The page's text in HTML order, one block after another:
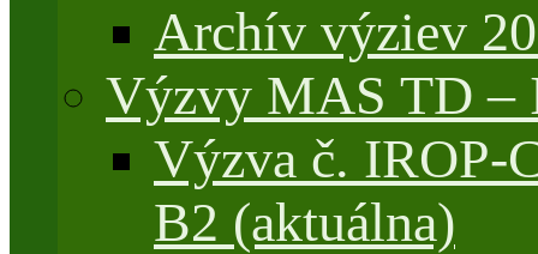
Archív výziev
Výzvy MAS TD –
Výzva č. IROP-
B2 (aktuálna)